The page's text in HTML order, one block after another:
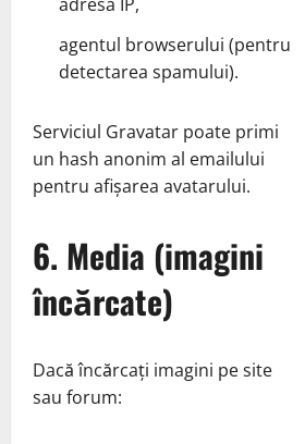
agentul browserului (pentru
detectarea spamului).
Serviciul Gravatar poate primi
un hash anonim al emailului
pentru afișarea avatarului.
6. Media (imagini
încărcate)
Dacă încărcați imagini pe site
sau forum: